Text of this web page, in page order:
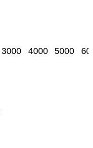
3000 4000 5000